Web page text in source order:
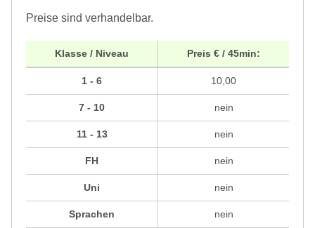
Preise sind verhandelbar.
Klasse / Niveau
1 - 6
7 - 10
11 - 13
FH
Uni
Sprachen
Preis € / 45min:
10,00
nein
nein
nein
nein
nein